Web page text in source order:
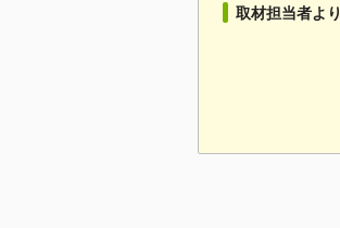
取材担当者より